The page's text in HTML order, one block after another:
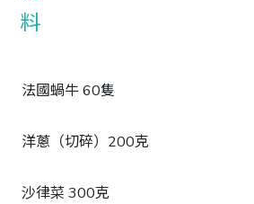
法國蝸牛 60隻
洋蔥（切碎）200克
沙律菜 300克